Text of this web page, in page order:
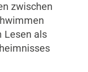
zwischen
Lesen als